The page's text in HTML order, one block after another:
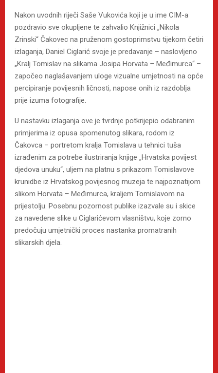
Nakon uvodnih riječi Saše Vukovića koji je u ime CIM-a
pozdravio sve okupljene te zahvalio Knjižnici „Nikola
Zrinski“ Čakovec na pruženom gostoprimstvu tijekom četiri
izlaganja, Daniel Ciglarić svoje je predavanje – naslovljeno
„Kralj Tomislav na slikama Josipa Horvata – Međimurca“ –
započeo naglašavanjem uloge vizualne umjetnosti na opće
percipiranje povijesnih ličnosti, napose onih iz razdoblja
prije izuma fotografije.
U nastavku izlaganja ove je tvrdnje potkrijepio odabranim
primjerima iz opusa spomenutog slikara, rodom iz
Čakovca – portretom kralja Tomislava u tehnici tuša
izrađenim za potrebe ilustriranja knjige „Hrvatska povijest
djedova unuku“, uljem na platnu s prikazom Tomislavove
krunidbe iz Hrvatskog povijesnog muzeja te najpoznatijom
slikom Horvata – Međimurca, kraljem Tomislavom na
prijestolju. Posebnu pozornost publike izazvale su i skice
za navedene slike u Ciglarićevom vlasništvu, koje zorno
predočuju umjetnički proces nastanka promatranih
slikarskih djela.